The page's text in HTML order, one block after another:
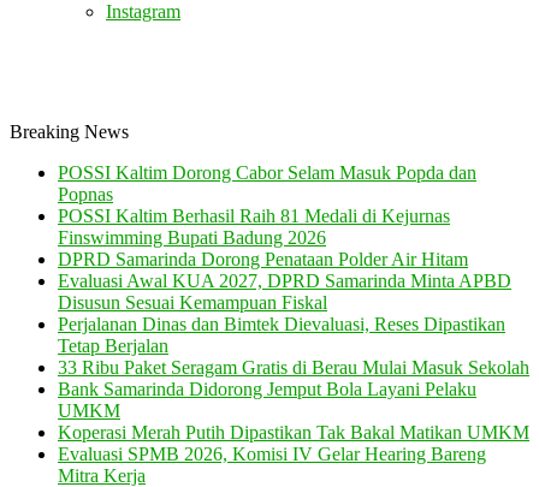
Instagram
Breaking News
POSSI Kaltim Dorong Cabor Selam Masuk Popda dan
Popnas
POSSI Kaltim Berhasil Raih 81 Medali di Kejurnas
Finswimming Bupati Badung 2026
DPRD Samarinda Dorong Penataan Polder Air Hitam
Evaluasi Awal KUA 2027, DPRD Samarinda Minta APBD
Disusun Sesuai Kemampuan Fiskal
Perjalanan Dinas dan Bimtek Dievaluasi, Reses Dipastikan
Tetap Berjalan
33 Ribu Paket Seragam Gratis di Berau Mulai Masuk Sekolah
Bank Samarinda Didorong Jemput Bola Layani Pelaku
UMKM
Koperasi Merah Putih Dipastikan Tak Bakal Matikan UMKM
Evaluasi SPMB 2026, Komisi IV Gelar Hearing Bareng
Mitra Kerja